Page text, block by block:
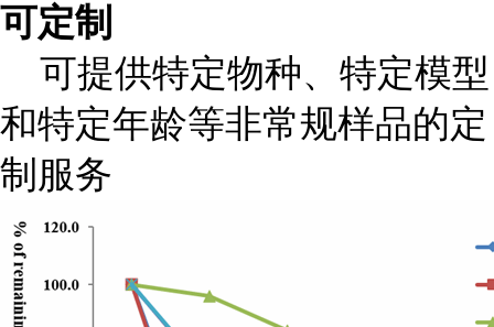
可定制
可提供特定物种、特定模型
和特定年龄等非常规样品的定
制服务